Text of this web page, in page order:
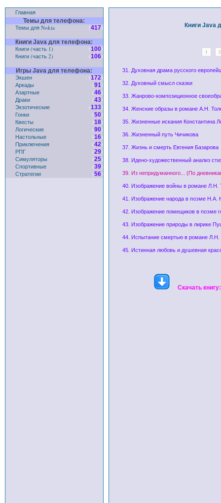
Главная
Темы для телефона:
Темы для Nokia (417)
Книги Java для телефона:
Книги (часть 1) (100)
Книги (часть 2)
(106)
Игры Java для телефона:
Экшен (172)
Аркады
(91)
Азартные
(46)
Драки
(43)
Экзотические
(133)
Гонки
(50)
Квесты
(18)
Логические
(90)
Настольные
(16)
Приключения
(42)
РПГ
(29)
Симуляторы
(25)
Спортивные
(39)
Стратегии
(56)
Книги Java
1 2
31. Духовная драма русского
32. Духовный смысл сказки
33. Жанрово-композиционное
34. Женские образы в романе А.Н.
35. Жизненные искания Константина
36. Жизненный путь Чичикова
37. Жизнь и смерть Евгения Базарова
38. Идено-художественный анализ
39. Из непридуманного... (По
40. Изображение войны в романе Л.Н.
41. Изображение народа в поэме Н.А.
42. Изображение помещиков в поэме
43. Изображение природы в лирике
44. Испытание смертью в романе Л.Н.
45. Истинная любовь и душевная
Скачать